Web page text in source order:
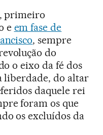
primeiro
e em fase de
, sempre
do
o eixo da fé dos
liberdade, do altar
daquele rei
foram os que
os excluídos da